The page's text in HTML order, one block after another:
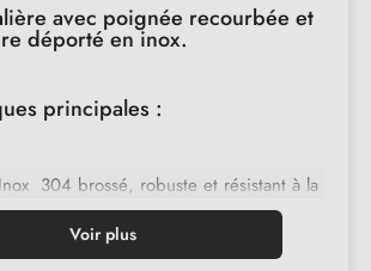
avec poignée recourbée et
déporté en inox.
principales :
Inox 304 brossé, robuste et résistant à la
déporté :D.51 sur rosace ronde,
Voir plus